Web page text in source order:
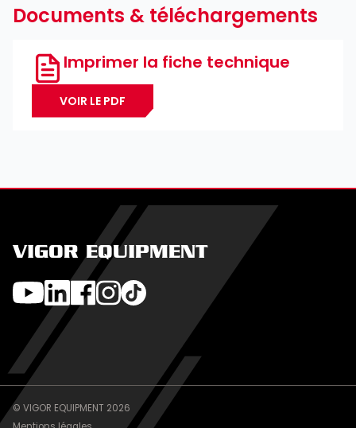
Documents & téléchargements
Imprimer la fiche technique
VOIR LE PDF
VIGOR EQUIPMENT
© VIGOR EQUIPMENT 2026